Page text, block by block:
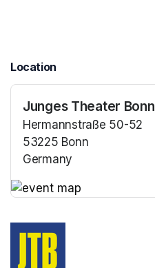
Location
Junges Theater Bonn
Hermannstraße 50-52
53225 Bonn
Germany